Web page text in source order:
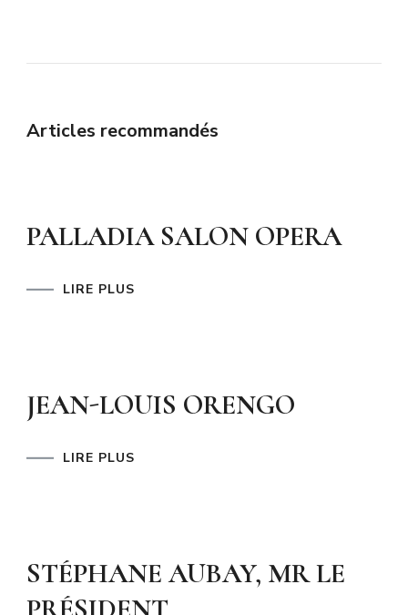
Articles recommandés
PALLADIA SALON OPERA
LIRE PLUS
JEAN-LOUIS ORENGO
LIRE PLUS
STÉPHANE AUBAY, MR LE